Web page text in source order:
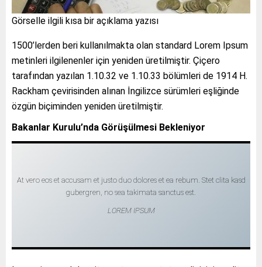
Görselle ilgili kısa bir açıklama yazısı
1500’lerden beri kullanılmakta olan standard Lorem Ipsum
metinleri ilgilenenler için yeniden üretilmiştir. Çiçero
tarafından yazılan 1.10.32 ve 1.10.33 bölümleri de 1914 H.
Rackham çevirisinden alınan İngilizce sürümleri eşliğinde
özgün biçiminden yeniden üretilmiştir.
Bakanlar Kurulu’nda Görüşülmesi Bekleniyor
At vero eos et accusam et justo duo dolores et ea rebum. Stet clita kasd
gubergren, no sea takimata sanctus est.
LOREM IPSUM